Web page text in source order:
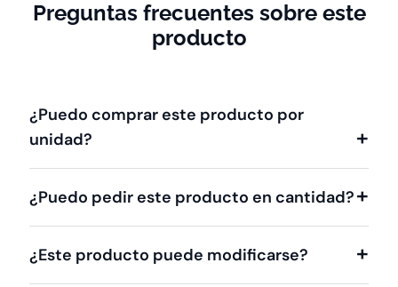
Preguntas frecuentes sobre este
producto
¿Puedo comprar este producto por
unidad?
¿Puedo pedir este producto en cantidad?
¿Este producto puede modificarse?